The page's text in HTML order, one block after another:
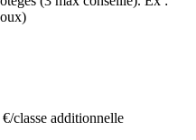
classe additionnelle